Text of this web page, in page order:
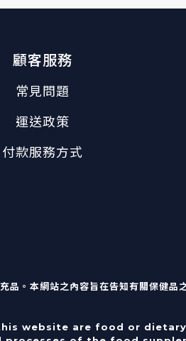
顧客服務
常見問題
運送政策
付款服務方式
品。本網站之內容旨在告知有關保健
website are food or